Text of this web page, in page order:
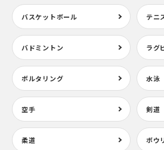
バスケットボール テニ
バドミントン ラグ
ボルタリング 水泳
空手 剣道
柔道 ボウ